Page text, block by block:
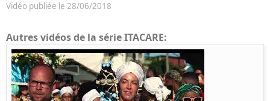
Vidéo publiée le 28/06/2018
Autres vidéos de la série ITACARE: